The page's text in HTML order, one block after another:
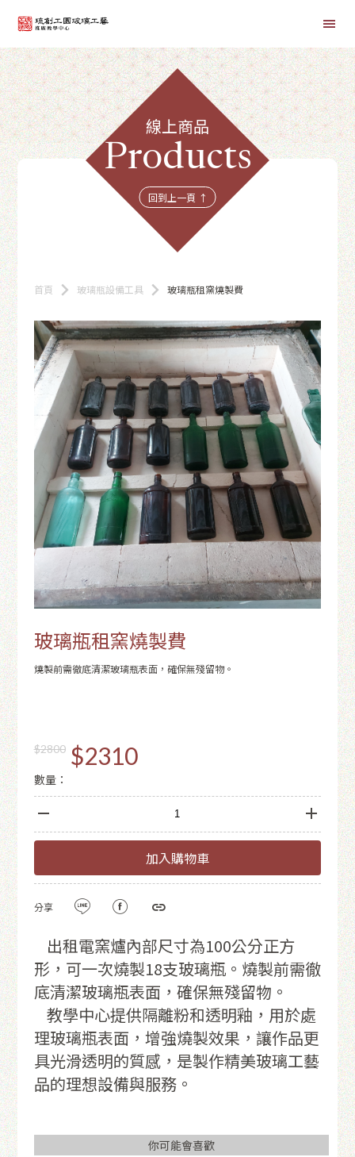
首頁
線上課程
線上商品
Products
回到上一頁 ↑
首頁 玻璃瓶設備工具 玻璃瓶租窯燒製費
玻璃瓶租窯燒製費
燒製前需徹底清潔玻璃瓶表面，確保無殘留物。
$2800 $2310
數量：
加入購物車
分享
出租電窯爐內部尺寸為100公分正方
形，可一次燒製18支玻璃瓶。燒製前需徹
底清潔玻璃瓶表面，確保無殘留物。
教學中心提供隔離粉和透明釉，用於處
理玻璃瓶表面，增強燒製效果，讓作品更
具光滑透明的質感，是製作精美玻璃工藝
品的理想設備與服務。
你可能會喜歡